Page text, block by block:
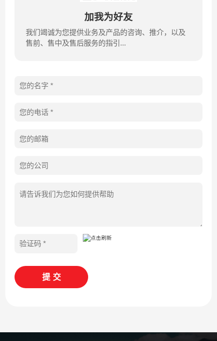
加我为好友
我们竭诚为您提供业务及产品的咨询、推介，以及
售前、售中及售后服务的指引...